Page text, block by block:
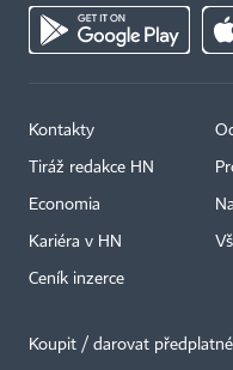
Kontakty
Tiráž redakce HN
Economia
Kariéra v HN
Ceník inzerce
Koupit / darovat předplatné